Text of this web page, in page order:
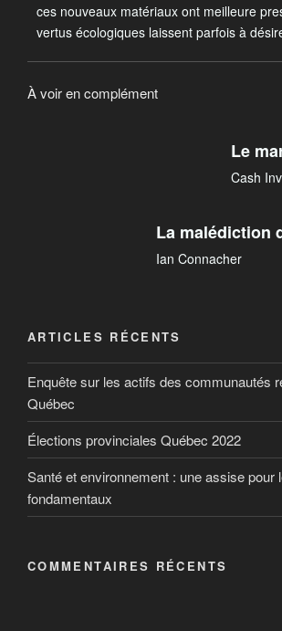
ces nouveaux matériaux ont meilleure
vertus écologiques laissent parfois à
À voir en complément
Le
Cash
La malédiction
Ian Connacher
ARTICLES RÉCENTS
Enquête sur les actifs des communautés
Québec
Élections provinciales Québec 2022
Santé et environnement : une assise pour
fondamentaux
COMMENTAIRES RÉCENTS